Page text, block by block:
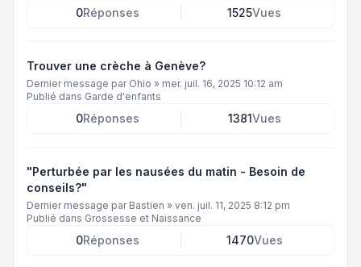
0Réponses 1525Vues
Trouver une crèche à Genève?
Dernier message par Ohio » mer. juil. 16, 2025 10:12 am
Publié dans Garde d'enfants
0Réponses 1381Vues
"Perturbée par les nausées du matin - Besoin de
conseils?"
Dernier message par Bastien » ven. juil. 11, 2025 8:12 pm
Publié dans Grossesse et Naissance
0Réponses 1470Vues